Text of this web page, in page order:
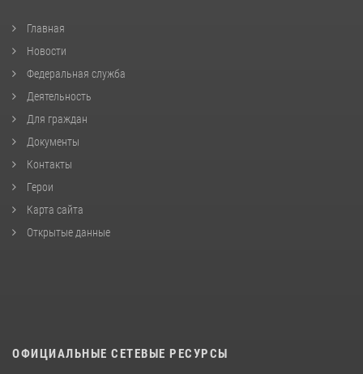
Главная
Новости
Федеральная служба
Деятельность
Для граждан
Документы
Контакты
Герои
Карта сайта
Открытые данные
ОФИЦИАЛЬНЫЕ СЕТЕВЫЕ РЕСУРСЫ